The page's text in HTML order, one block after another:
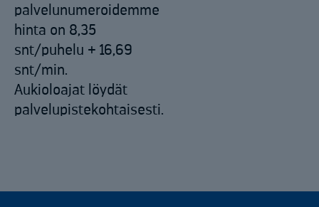
palvelunumeroidemme
hinta on 8,35
snt/puhelu + 16,69
snt/min.
Aukioloajat löydät
palvelupistekohtaisesti.